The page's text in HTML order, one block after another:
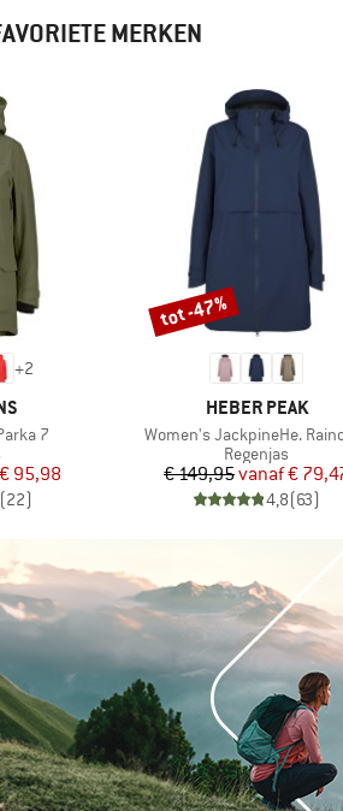
MERKEN
+2
7
prijs
€ 95,98
(22)
MERK
HEBER PEAK
Artikel
Women's JackpineHe.
Productgroep
Regenjas
Prijs
€ 149,95 Verlaagde
vanaf€
4,8(63)
Korting
tot -47%